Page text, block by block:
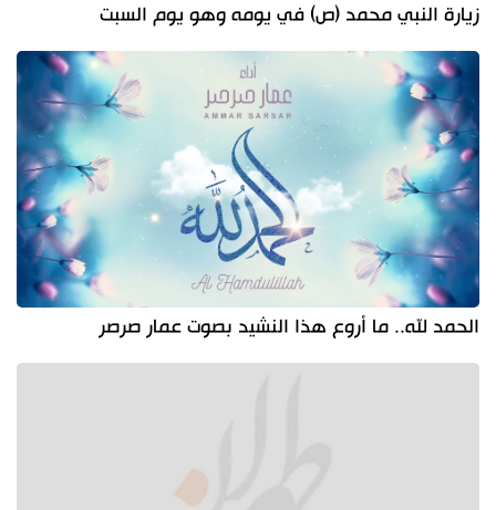
زيارة النبي محمد (ص) في يومه وهو يوم السبت
الحمد لله.. ما أروع هذا النشيد بصوت عمار صرصر